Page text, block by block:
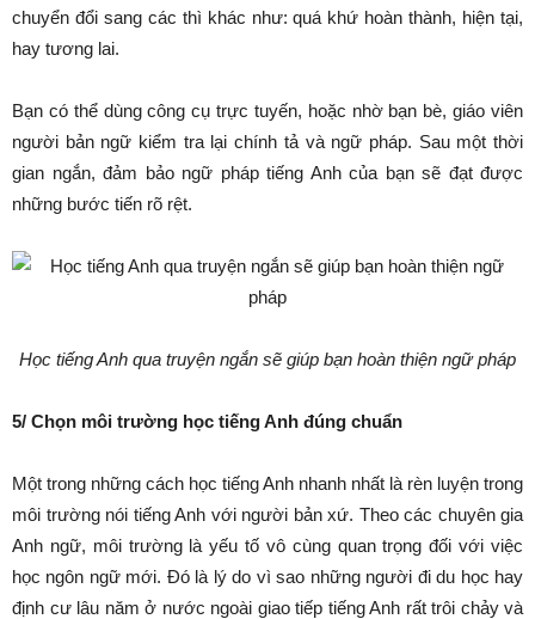
chuyển đổi sang các thì khác như: quá khứ hoàn thành, hiện tại,
hay tương lai.
Bạn có thể dùng công cụ trực tuyến, hoặc nhờ bạn bè, giáo viên
người bản ngữ kiểm tra lại chính tả và ngữ pháp. Sau một thời
gian ngắn, đảm bảo ngữ pháp tiếng Anh của bạn sẽ đạt được
những bước tiến rõ rệt.
Học tiếng Anh qua truyện ngắn sẽ giúp bạn hoàn thiện ngữ pháp
5/ Chọn môi trường học tiếng Anh đúng chuẩn
Một trong những cách học tiếng Anh nhanh nhất là rèn luyện trong
môi trường nói tiếng Anh với người bản xứ. Theo các chuyên gia
Anh ngữ, môi trường là yếu tố vô cùng quan trọng đối với việc
học ngôn ngữ mới. Đó là lý do vì sao những người đi du học hay
định cư lâu năm ở nước ngoài giao tiếp tiếng Anh rất trôi chảy và